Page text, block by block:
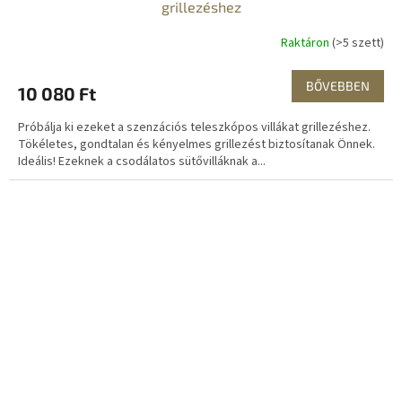
grillezéshez
Raktáron (>5 szett)
10 080 Ft BŐVEBBEN
Próbálja ki ezeket a szenzációs teleszkópos villákat grillezéshez.
Tökéletes, gondtalan és kényelmes grillezést biztosítanak Önnek.
Ideális! Ezeknek a csodálatos sütővilláknak a...